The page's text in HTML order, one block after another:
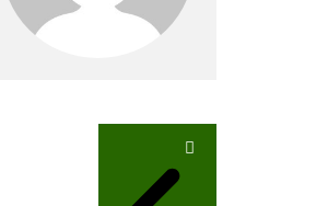
تصفّح
المقالات